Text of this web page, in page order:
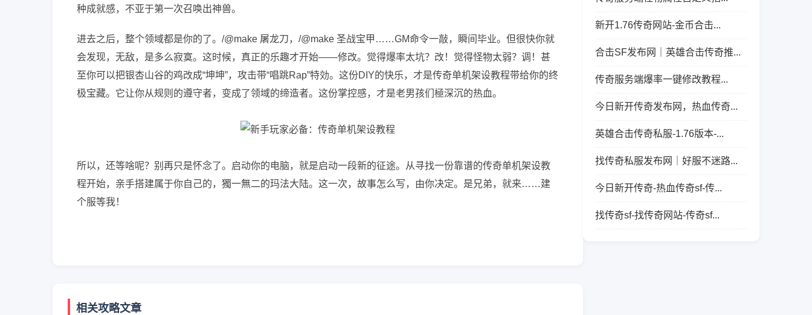
种成就感，不亚于第一次召唤出神兽。
进去之后，整个领域都是你的了。/@make 屠龙刀，/@make 圣战宝甲……GM命令一敲，瞬间毕业。但很快你就
会发现，无敌，是多么寂寞。这时候，真正的乐趣才开始——修改。觉得爆率太坑？改！觉得怪物太弱？调！甚
至你可以把银杏山谷的鸡改成“坤坤”，攻击带“唱跳Rap”特効。这份DIY的快乐，才是传奇单机架设教程带给你的终
极宝藏。它让你从规则的遵守者，变成了领域的缔造者。这份掌控感，才是老男孩们極深沉的热血。
所以，还等啥呢？别再只是怀念了。启动你的电脑，就是启动一段新的征途。从寻找一份靠谱的传奇单机架设教
程开始，亲手搭建属于你自己的，獨一無二的玛法大陆。这一次，故事怎么写，由你决定。是兄弟，就来……建
个服等我！
相关攻略文章
新开1.76传奇网站-金币合击...
合击SF发布网｜英雄合击传奇推...
传奇服务端爆率一键修改教程...
今日新开传奇发布网，热血传奇...
英雄合击传奇私服-1.76版本-...
找传奇私服发布网｜好服不迷路...
今日新开传奇-热血传奇sf-传...
找传奇sf-找传奇网站-传奇sf...